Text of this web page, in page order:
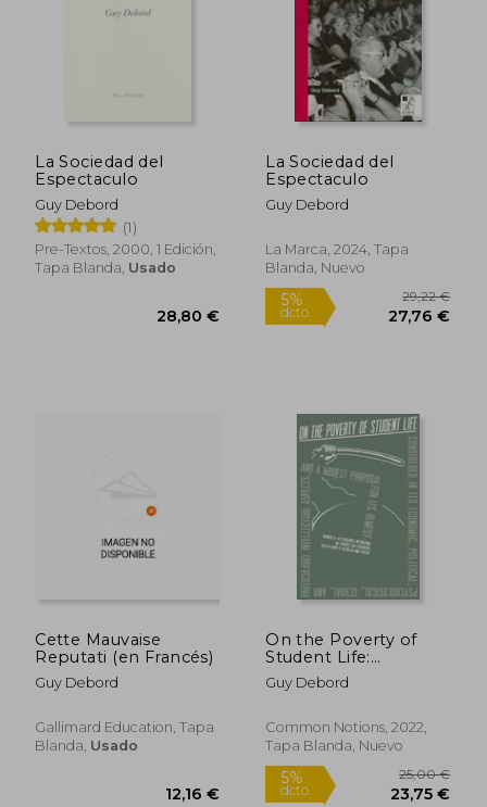
La Sociedad del
Espectaculo
Guy Debord
(1)
Pre-Textos, 2000, 1 Edición,
Tapa Blanda, Usado
28,80 €
La Sociedad del
Espectaculo
Guy Debord
La Marca, 2024, Tapa
Blanda, Nuevo
dcto.
Cette Mauvaise
Reputati (en Francés)
Guy Debord
Gallimard Education, Tapa
Blanda, Usado
On the Poverty of
Student Life:
Considered in its
Economic, Political,
and Especially
Intellectual Aspects,
Proposal for Doing
Away With it (en
Guy Debord
Common Notions, 2022,
Tapa Blanda, Nuevo